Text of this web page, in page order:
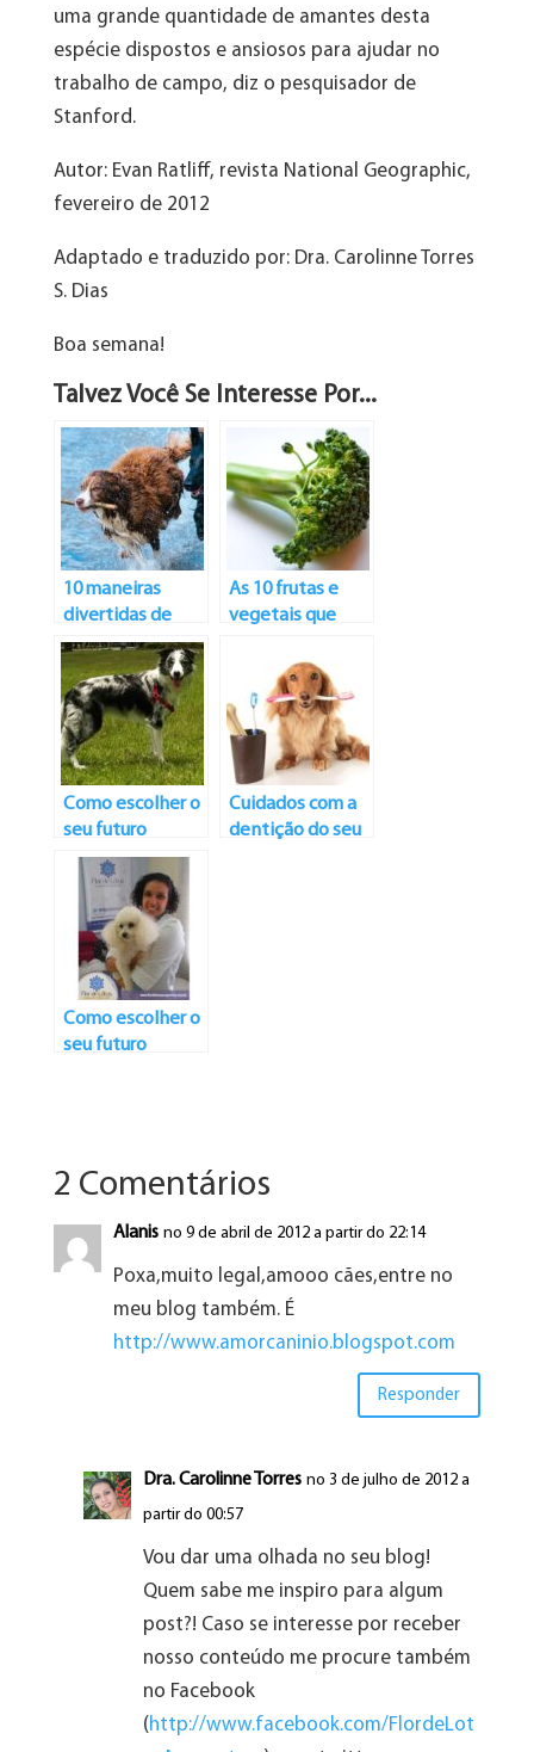
uma grande quantidade de amantes desta
espécie dispostos e ansiosos para ajudar no
trabalho de campo, diz o pesquisador de
Stanford.
Autor: Evan Ratliff, revista National Geographic,
fevereiro de 2012
Adaptado e traduzido por: Dra. Carolinne Torres
S. Dias
Boa semana!
Talvez Você Se Interesse Por...
10 maneiras
divertidas de
exercitar seu cão
As 10 frutas e
vegetais que
nutrição dos cães
Como escolher o
seu futuro
melhor amigo?
Raças: Border
Collie
Cuidados com a
dentição do seu
Como escolher o
seu futuro
2 Comentários
Alanis no 9 de abril de 2012 a partir do 22:14
Poxa,muito legal,amooo cães,entre no
meu blog também. É
http://www.amorcaninio.blogspot.com
Responder
Dra. Carolinne Torres no 3 de julho de 2012 a
partir do 00:57
Vou dar uma olhada no seu blog!
Quem sabe me inspiro para algum
post?! Caso se interesse por receber
nosso conteúdo me procure também
no Facebook
(http://www.facebook.com/FlordeLot